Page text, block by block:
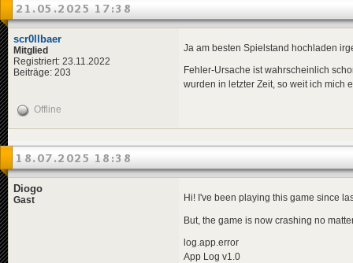
21.05.2025 17:38
scr0llbaer
Mitglied
Registriert: 23.11.2022
Beiträge: 203
Ja am besten Spielstand hochladen
Fehler-Ursache ist wahrscheinlich
wurden in letzter Zeit, so weit ich mich
Offline
18.07.2025 18:38
Diogo
Gast Hi! I've been playing this game since
But, the game is now crashing no
log.app.error
App Log v1.0